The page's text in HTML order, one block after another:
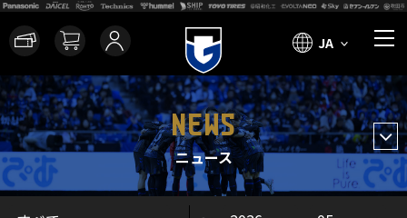
JA
NEWS
ニュース